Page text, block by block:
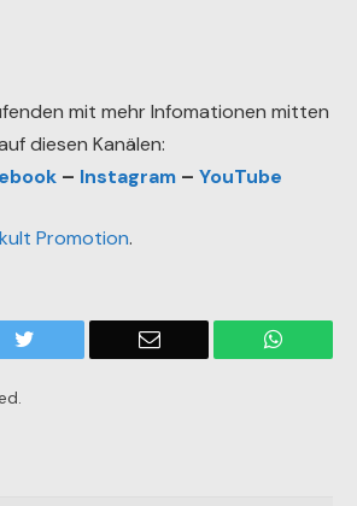
mit mehr Infomationen mitten
diesen Kanälen:
– Instagram – YouTube
Promotion.
Email